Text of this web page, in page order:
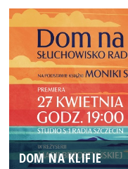
DOM NA KLIFIE